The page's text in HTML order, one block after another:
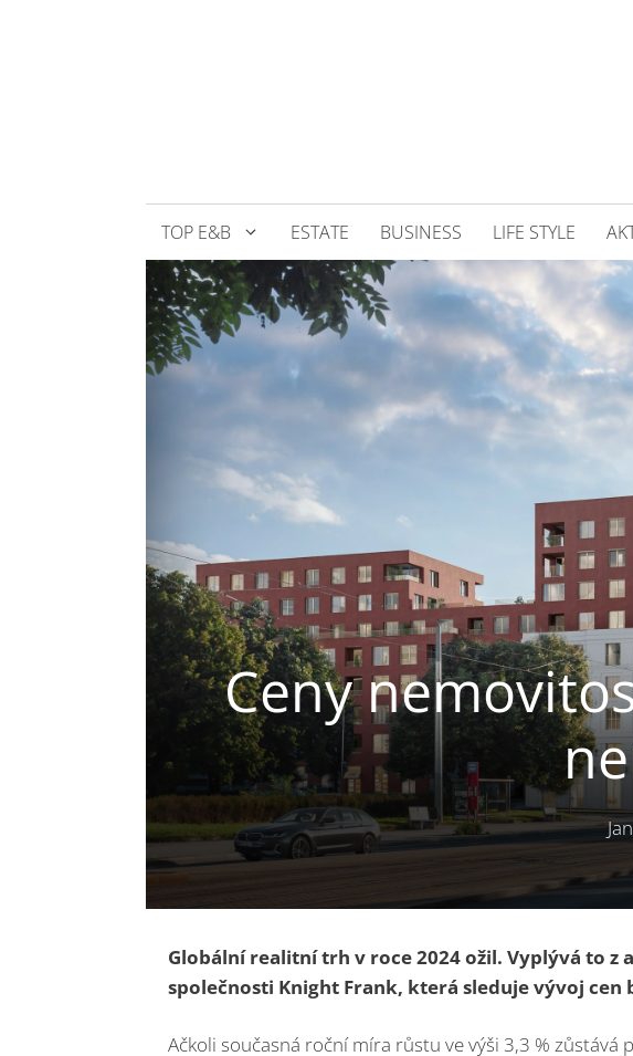
TOP E&B ESTATE BUSINESS LIFE STYLE
Ceny
Globální realitní trh v roce 2024 ožil. Vyplývá to z
společnosti Knight Frank, která sleduje vývoj cen
Ačkoli současná roční míra růstu ve výši 3,3 %